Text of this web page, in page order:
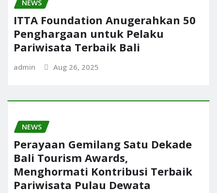
NEWS
ITTA Foundation Anugerahkan 50
Penghargaan untuk Pelaku
Pariwisata Terbaik Bali
admin Aug 26, 2025
NEWS
Perayaan Gemilang Satu Dekade
Bali Tourism Awards,
Menghormati Kontribusi Terbaik
Pariwisata Pulau Dewata